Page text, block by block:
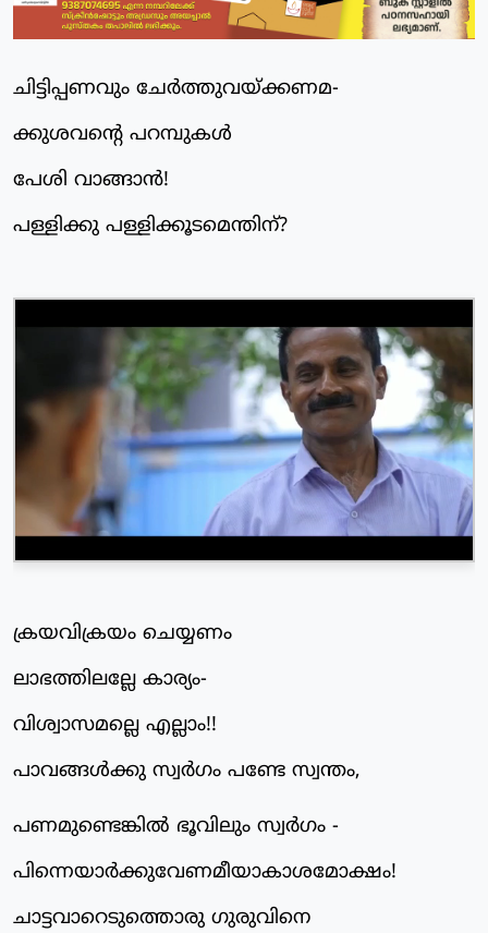
ചിട്ടിപ്പണവും ചേര്‍ത്തുവയ്ക്കണമ-
ക്കുശവന്റെ പറമ്പുകള്‍
പേശി വാങ്ങാന്‍!
പള്ളിക്കു പള്ളിക്കൂടമെന്തിന്?
ക്രയവിക്രയം ചെയ്യണം
ലാഭത്തിലല്ലേ കാര്യം-
വിശ്വാസമല്ലെ എല്ലാം!!
പാവങ്ങള്‍ക്കു സ്വര്‍ഗം പണ്ടേ സ്വന്തം,
പണമുണ്ടെങ്കില്‍ ഭൂവിലും സ്വര്‍ഗം -
പിന്നെയാര്‍ക്കുവേണമീയാകാശമോക്ഷം!
ചാട്ടവാറെടുത്തൊരു ഗുരുവിനെ